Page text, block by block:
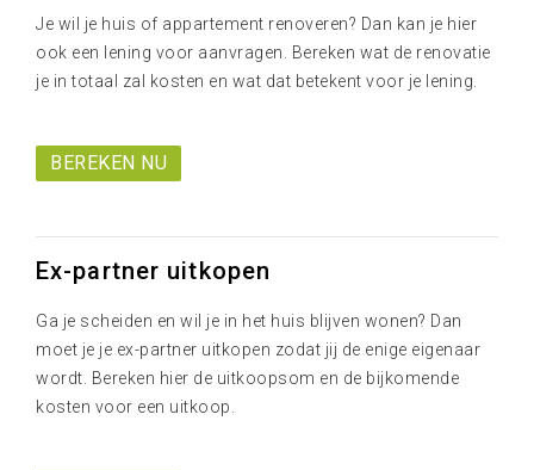
Je wil je huis of appartement renoveren? Dan kan je hier
ook een lening voor aanvragen. Bereken wat de renovatie
je in totaal zal kosten en wat dat betekent voor je lening.
BEREKEN NU
Ex-partner uitkopen
Ga je scheiden en wil je in het huis blijven wonen? Dan
moet je je ex-partner uitkopen zodat jij de enige eigenaar
wordt. Bereken hier de uitkoopsom en de bijkomende
kosten voor een uitkoop.